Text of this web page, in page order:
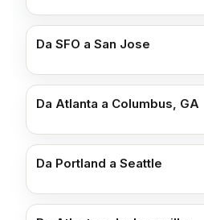
Da SFO a San Jose
Da Atlanta a Columbus, GA
Da Portland a Seattle